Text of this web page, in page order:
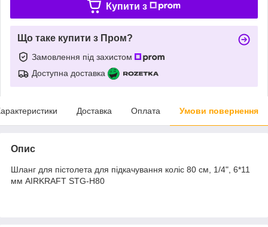
Купити з
Що таке купити з Пром?
Замовлення під захистом
Доступна доставка
Доставка Оплата Умови повернення
Опис
Шланг для пістолета для підкачування коліс 80 см, 1/4", 6*11
мм AIRKRAFT STG-H80